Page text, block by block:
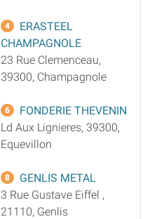
4
ERASTEEL
CHAMPAGNOLE
23 Rue Clemenceau,
39300, Champagnole
6
FONDERIE THEVENIN
Ld Aux Lignieres, 39300,
Equevillon
8
GENLIS METAL
3 Rue Gustave Eiffel ,
21110, Genlis